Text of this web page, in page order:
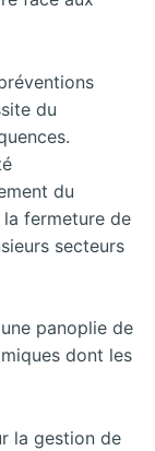
du
du
fermeture de
secteurs
panoplie de
dont les
la gestion de